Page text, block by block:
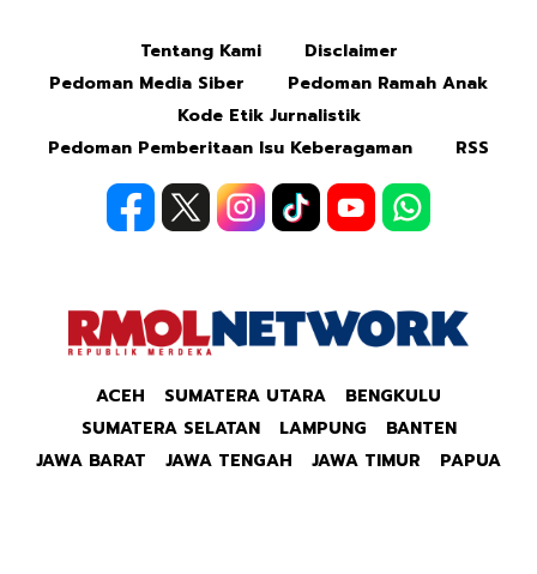
Tentang Kami
Disclaimer
Pedoman Media Siber
Pedoman Ramah Anak
Kode Etik Jurnalistik
Pedoman Pemberitaan Isu Keberagaman
RSS
ACEH SUMATERA UTARA
BENGKULU
SUMATERA SELATAN
LAMPUNG
BANTEN
JAWA BARAT
JAWA TENGAH JAWA TIMUR PAPUA